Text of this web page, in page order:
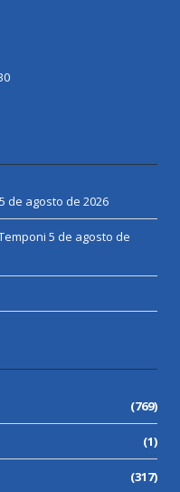
5 de agosto de 2026
5 de agosto de
(769)
(1)
(317)